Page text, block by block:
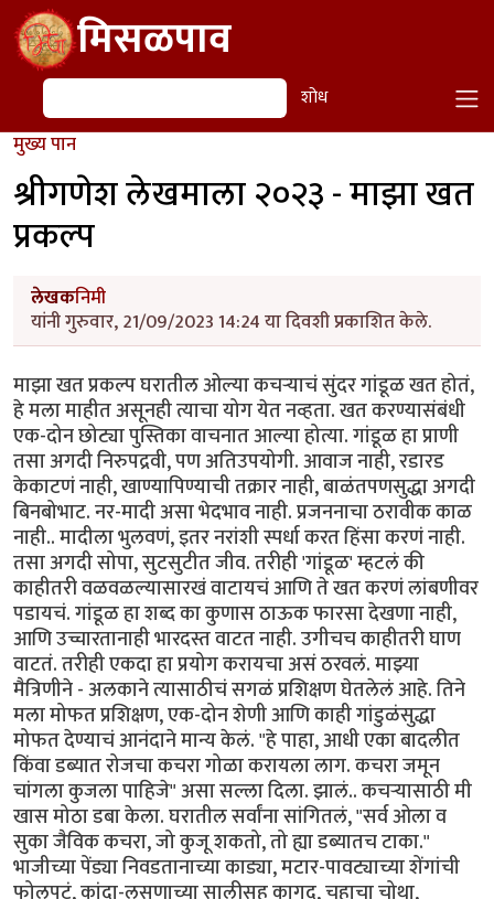
Skip to main contentमिसळपाव
शोध शोध
मुख्य पान
श्रीगणेश लेखमाला २०२३ - माझा खत
प्रकल्प
लेखकनिमी
यांनी गुरुवार, 21/09/2023 14:24 या दिवशी प्रकाशित केले.
माझा खत प्रकल्प घरातील ओल्या कचऱ्याचं सुंदर गांडूळ खत होतं,
हे मला माहीत असूनही त्याचा योग येत नव्हता. खत करण्यासंबंधी
एक-दोन छोट्या पुस्तिका वाचनात आल्या होत्या. गांडूळ हा प्राणी
तसा अगदी निरुपद्रवी, पण अतिउपयोगी. आवाज नाही, रडारड
केकाटणं नाही, खाण्यापिण्याची तक्रार नाही, बाळंतपणसुद्धा अगदी
बिनबोभाट. नर-मादी असा भेदभाव नाही. प्रजननाचा ठरावीक काळ
नाही.. मादीला भुलवणं, इतर नरांशी स्पर्धा करत हिंसा करणं नाही.
तसा अगदी सोपा, सुटसुटीत जीव. तरीही 'गांडूळ' म्हटलं की
काहीतरी वळवळल्यासारखं वाटायचं आणि ते खत करणं लांबणीवर
पडायचं. गांडूळ हा शब्द का कुणास ठाऊक फारसा देखणा नाही,
आणि उच्चारतानाही भारदस्त वाटत नाही. उगीचच काहीतरी घाण
वाटतं. तरीही एकदा हा प्रयोग करायचा असं ठरवलं. माझ्या
मैत्रिणीने - अलकाने त्यासाठीचं सगळं प्रशिक्षण घेतलेलं आहे. तिने
मला मोफत प्रशिक्षण, एक-दोन शेणी आणि काही गांडुळंसुद्धा
मोफत देण्याचं आनंदाने मान्य केलं. "हे पाहा, आधी एका बादलीत
किंवा डब्यात रोजचा कचरा गोळा करायला लाग. कचरा जमून
चांगला कुजला पाहिजे" असा सल्ला दिला. झालं.. कचऱ्यासाठी मी
खास मोठा डबा केला. घरातील सर्वांना सांगितलं, "सर्व ओला व
सुका जैविक कचरा, जो कुजू शकतो, तो ह्या डब्यातच टाका."
भाजीच्या पेंड्या निवडतानाच्या काड्या, मटार-पावट्याच्या शेंगांची